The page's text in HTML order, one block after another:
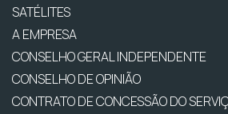
SATÉLITES
A EMPRESA
CONSELHO GERAL INDEPENDENTE
CONSELHO DE OPINIÃO
CONTRATO DE CONCESSÃO DO